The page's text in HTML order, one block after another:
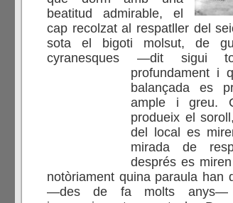
beatitud admirable, el
cap recolzat al respatller del
sota el bigoti molsut, de
cyranesques —dit sigui
profundament i
balançada es
ample i greu.
produeix el
del local es
mirada de
després es
notòriament quina paraula han
—des de fa molts anys—